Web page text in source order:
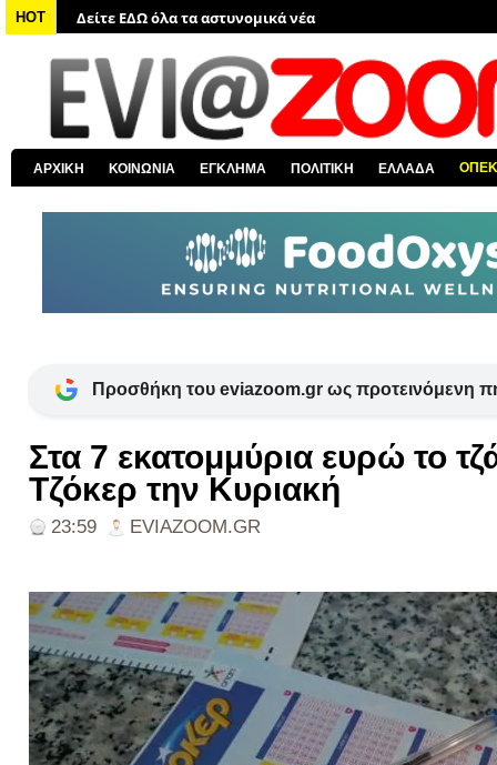
HOT
Δείτε ΕΔΩ όλα τα νέα από τον κόσμο
Δείτε ΕΔΩ όλα τα νέα για την Χαλκίδα και όλη την Εύβοια
Δείτε ΕΔΩ όλες τις ειδήσεις από την Ελλάδα
Δείτε ΕΔΩ όλα τα πολιτικά νέα
Δείτε ΕΔΩ τις αποκαλύψεις του EviaZoom.gr
Δείτε ΕΔΩ όλα τα αστυνομικά νέα
ΑΡΧΙΚΗ ΚΟΙΝΩΝΙΑ ΕΓΚΛΗΜΑ ΠΟΛΙΤΙΚΗ ΕΛΛΑΔΑ
Προσθήκη του eviazoom.gr ως προτεινόμενη
Στα 7 εκατομμύρια ευρώ το
Τζόκερ την Κυριακή
23:59 EVIAZOOM.GR